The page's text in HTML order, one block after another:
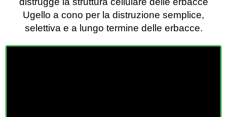
Ugello a cono per la distruzione semplice,
selettiva e a lungo termine delle erbacce.